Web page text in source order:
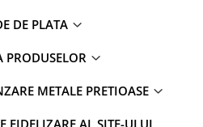
DE PLATA
PRODUSELOR
METALE PRETIOASE
FIDELIZARE AL SITE-ULUI